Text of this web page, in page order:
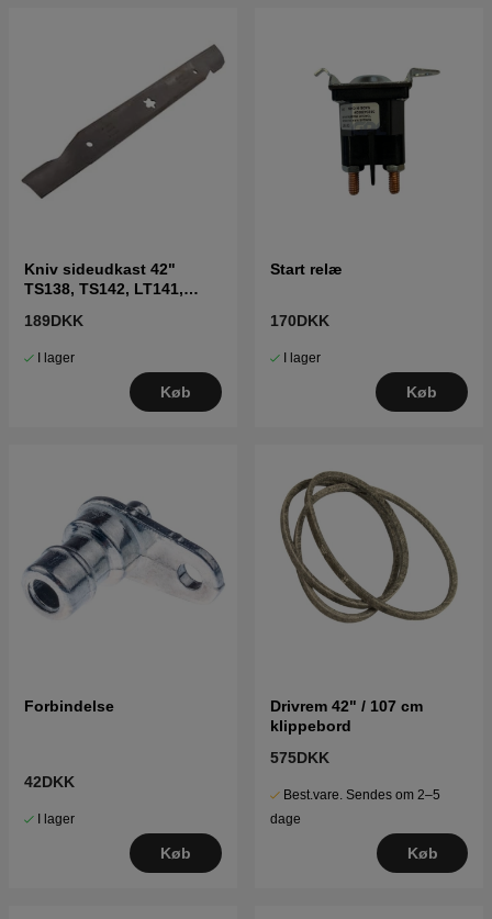
Kniv sideudkast 42"
TS138, TS142, LT141,
189DKK
I lager
Køb
Start relæ
170DKK
I lager
Køb
Forbindelse
42DKK
I lager
Køb
Drivrem 42" / 107 cm
klippebord
575DKK
Best.vare. Sendes om 2–5
dage
Køb